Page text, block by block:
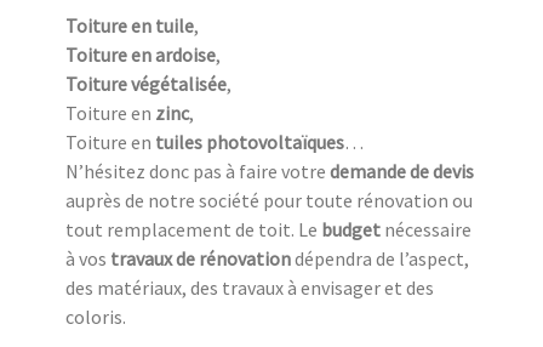
Toiture en tuile,
Toiture en ardoise,
Toiture végétalisée,
Toiture en zinc,
Toiture en tuiles photovoltaïques…
N’hésitez donc pas à faire votre demande de devis
auprès de notre société pour toute rénovation ou
tout remplacement de toit. Le budget nécessaire
à vos travaux de rénovationdépendra de l’aspect,
des matériaux, des travaux à envisager et des
coloris.